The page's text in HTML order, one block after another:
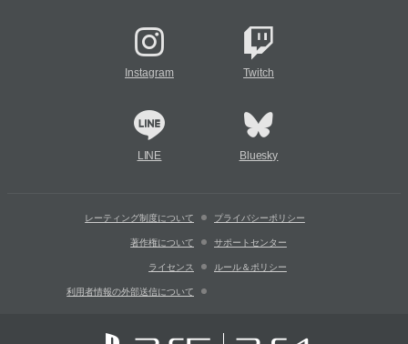
Instagram Twitch
LINE Bluesky
レーティング制度について プライバシーポリシー
著作権について サポートセンター
ライセンス ルール＆ポリシー
利用者情報の外部送信について